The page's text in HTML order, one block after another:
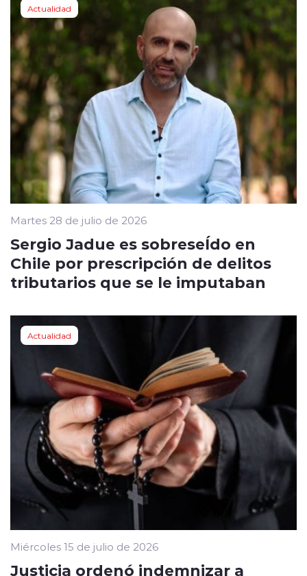
Actualidad
Martes 28 de julio de 2026
Sergio Jadue es sobreseÍdo en
Chile por prescripción de delitos
tributarios que se le imputaban
Actualidad
Miércoles 15 de julio de 2026
Justicia ordenó indemnizar a